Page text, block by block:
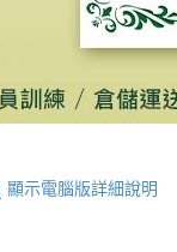
顯示電腦版詳細說明